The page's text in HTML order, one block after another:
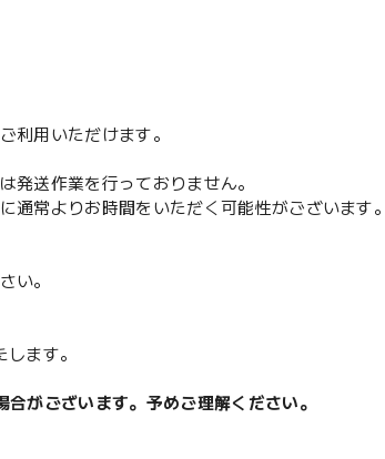
利用いただけます。
送作業を行っておりません。
常よりお時間をいただく可能性がございます。
い。
ます。
がございます。予めご理解ください。